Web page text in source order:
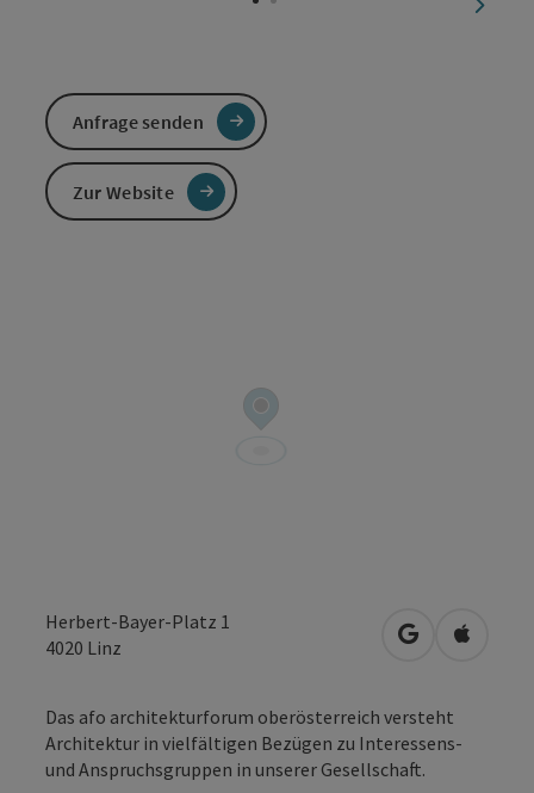
Herbert-Bayer-Platz 1
4020 Linz in Google
in
Das afo architekturforum oberösterreich versteht
Architektur in vielfältigen Bezügen zu Interessens-
und Anspruchsgruppen in unserer Gesellschaft.
Anfrage senden
Zur Website